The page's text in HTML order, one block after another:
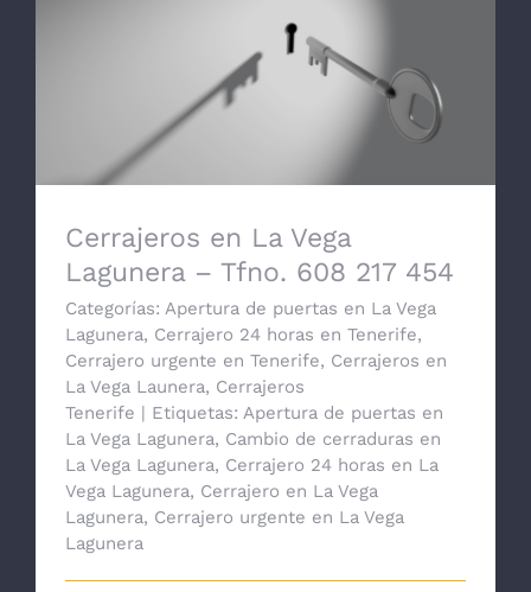
Cerrajeros en La Vega Lagunera – Tfno.
Cerrajeros en La Vega
Lagunera – Tfno. 608 217 454
Categorías: Apertura de puertas en La Vega
Lagunera, Cerrajero 24 horas en Tenerife,
Cerrajero urgente en Tenerife, Cerrajeros en
La Vega Launera, Cerrajeros
Tenerife | Etiquetas: Apertura de puertas en
La Vega Lagunera, Cambio de cerraduras en
La Vega Lagunera, Cerrajero 24 horas en La
Vega Lagunera, Cerrajero en La Vega
Lagunera, Cerrajero urgente en La Vega
Lagunera